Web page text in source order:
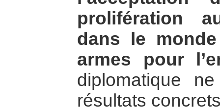
prolifération
dans le
armes pour
diplomatique
résultats